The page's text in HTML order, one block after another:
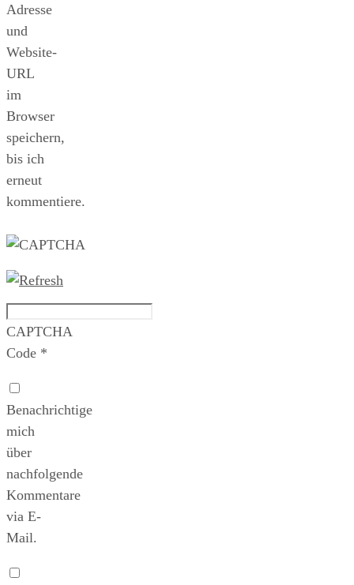
Adresse
und
Website-
URL
im
Browser
speichern,
bis ich
erneut
kommentiere.
CAPTCHA
Code *
Benachrichtige
mich
über
nachfolgende
Kommentare
via E-
Mail.